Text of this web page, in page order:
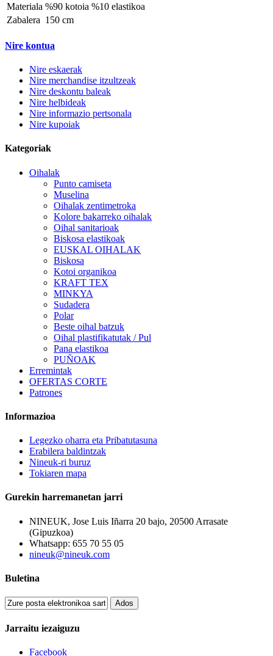
Materiala %90 kotoia %10 elastikoa
Zabalera 150 cm
Nire kontua
Nire eskaerak
Nire merchandise itzultzeak
Nire deskontu baleak
Nire helbideak
Nire informazio pertsonala
Nire kupoiak
Kategoriak
Oihalak
Punto camiseta
Muselina
Oihalak zentimetroka
Kolore bakarreko oihalak
Oihal sanitarioak
Biskosa elastikoak
EUSKAL OIHALAK
Biskosa
Kotoi organikoa
KRAFT TEX
MINKYA
Sudadera
Polar
Beste oihal batzuk
Oihal plastifikatutak / Pul
Pana elastikoa
PUÑOAK
Erremintak
OFERTAS CORTE
Patrones
Informazioa
Legezko oharra eta Pribatutasuna
Erabilera baldintzak
Nineuk-ri buruz
Tokiaren mapa
Gurekin harremanetan jarri
NINEUK, Jose Luis Iñarra 20 bajo, 20500 Arrasate
(Gipuzkoa)
Whatsapp: 655 70 55 05
nineuk@nineuk.com
Buletina
Ados
Jarraitu iezaiguzu
Facebook